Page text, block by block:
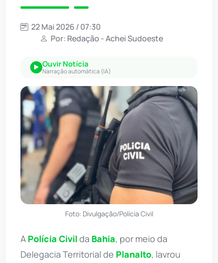
22 Mai 2026 / 07:30
Por: Redação - Achei Sudoeste
Ouvir Notícia
Narração automática (IA)
Foto: Divulgação/Polícia Civil
A Polícia Civil da Bahia, por meio da
Delegacia Territorial de Planalto, lavrou